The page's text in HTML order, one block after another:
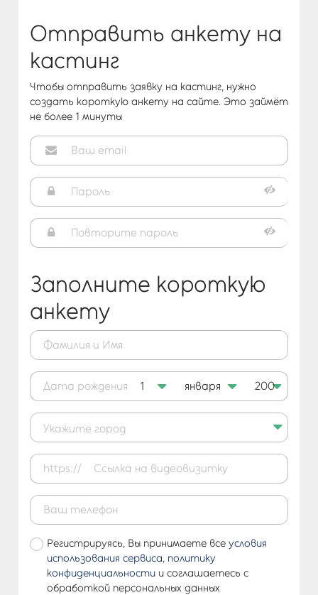
Отправить анкету на
кастинг
Чтобы отправить заявку на кастинг, нужно
создать короткую анкету на сайте. Это займёт
не более 1 минуты
Заполните короткую
анкету
Дата рождения
https://
Регистрируясь, Вы принимаете все условия
использования сервиса, политику
конфиденциальности и соглашаетесь с
обработкой персональных данных